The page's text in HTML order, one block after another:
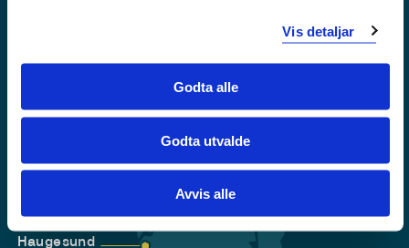
Vis detaljar
Godta alle
Godta utvalde
Avvis alle
Sogndal
Stord
Haugesund